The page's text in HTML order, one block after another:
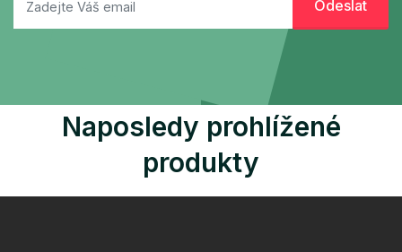
Naposledy prohlížené
produkty